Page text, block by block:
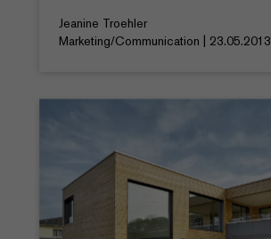
Jeanine Troehler
Marketing/Communication | 23.05.2013